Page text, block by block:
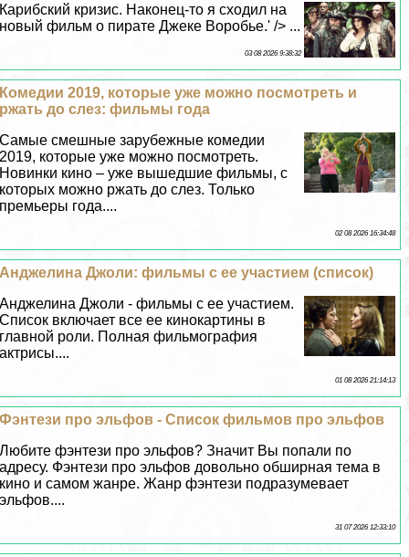
Карибский кризис. Наконец-то я сходил на
новый фильм о пирате Джеке Воробье.' /> ...
03 08 2026 9:38:32
Комедии 2019, которые уже можно посмотреть и
ржать до слез: фильмы года
Самые смешные зарубежные комедии
2019, которые уже можно посмотреть.
Новинки кино – уже вышедшие фильмы, с
которых можно ржать до слез. Только
премьеры года....
02 08 2026 16:34:48
Анджелина Джоли: фильмы с ее участием (список)
Анджелина Джоли - фильмы с ее участием.
Список включает все ее кинокартины в
главной роли. Полная фильмография
актрисы....
01 08 2026 21:14:13
Фэнтези про эльфов - Список фильмов про эльфов
Любите фэнтези про эльфов? Значит Вы попали по
адресу. Фэнтези про эльфов довольно обширная тема в
кино и самом жанре. Жанр фэнтези подразумевает
эльфов....
31 07 2026 12:33:10